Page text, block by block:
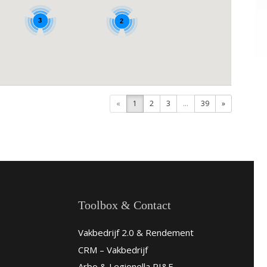
3 2
« 1 2 3 ... 39 »
Toolbox & Contact
Vakbedrijf 2.0 & Rendement
CRM – Vakbedrijf